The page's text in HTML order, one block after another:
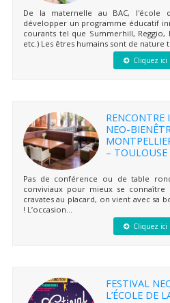
De la maternelle au BAC, l'école
développer un programme éducatif
courants tel que Summerhill,
etc.) Les êtres humains sont de nature
Cliquez ici
RENCONTRE
NEO-
–
Pas de conférence ou de table
conviviaux pour mieux se connaître
cravates au placard, on vient avec sa
! L’occasion...
Cliquez ici
FESTIVAL
L’ÉCOLE DE